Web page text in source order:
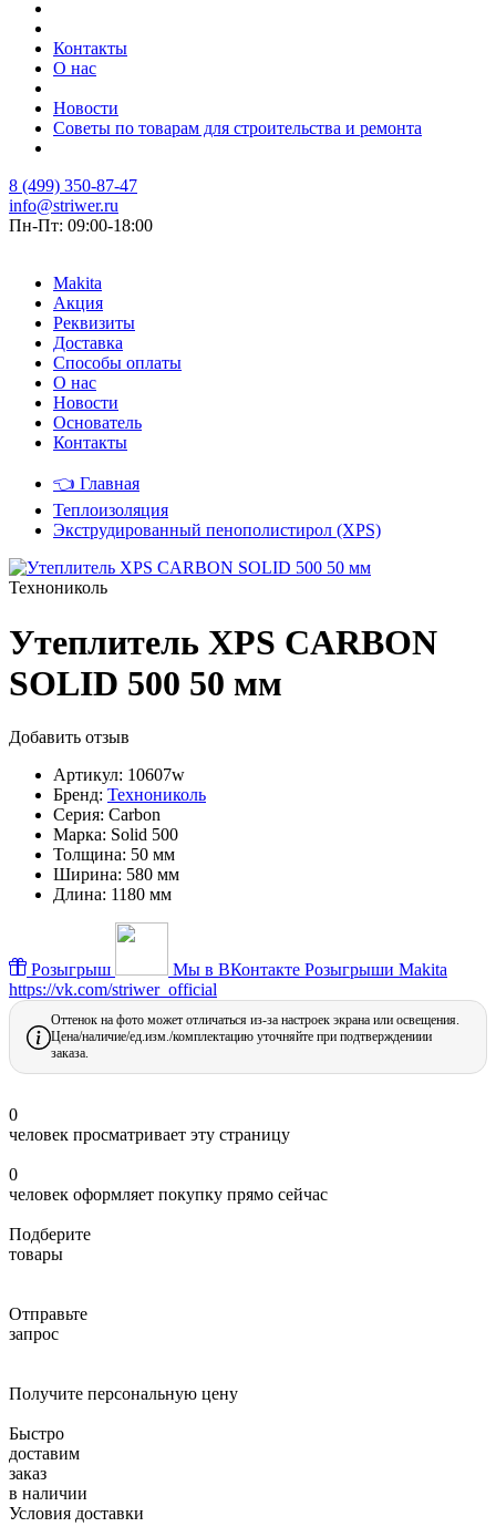
Контакты
О нас
Новости
Советы по товарам для строительства и ремонта
8 (499) 350-87-47
info@striwer.ru
Пн-Пт: 09:00-18:00
Makita
Акция
Реквизиты
Доставка
Способы оплаты
О нас
Новости
Основатель
Контакты
👈 Главная
Теплоизоляция
Экструдированный пенополистирол (XPS)
Технониколь
Утеплитель XPS CARBON
SOLID 500 50 мм
Добавить отзыв
Артикул: 10607w
Бренд: Технониколь
Серия: Carbon
Марка: Solid 500
Толщина: 50 мм
Ширина: 580 мм
Длина: 1180 мм
Розыгрыш Мы в ВКонтакте Розыгрыши Makita
https://vk.com/striwer_official
Оттенок на фото может отличаться из-за настроек экрана или освещения.
Цена/наличие/ед.изм./комплектацию уточняйте при подтверждениии
заказа.
0
человек просматривает эту страницу
0
человек оформляет покупку прямо сейчас
Подберите
товары
Отправьте
запрос
Получите персональную цену
Быстро
доставим
заказ
в наличии
Условия доставки